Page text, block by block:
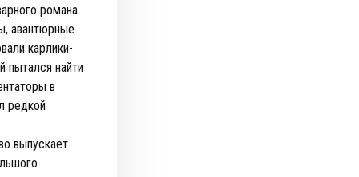
романа.
авантюрные
карлики-
пытался найти
в
редкой
выпускает